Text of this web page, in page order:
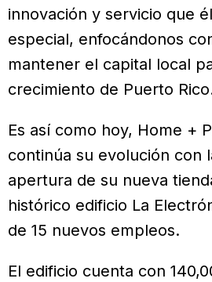
innovación y servicio que
especial, enfocándonos
mantener el capital local
crecimiento de Puerto
Es así como hoy, Home +
continúa su evolución con
apertura de su nueva
histórico edificio La
de 15 nuevos empleos.
El edificio cuenta con